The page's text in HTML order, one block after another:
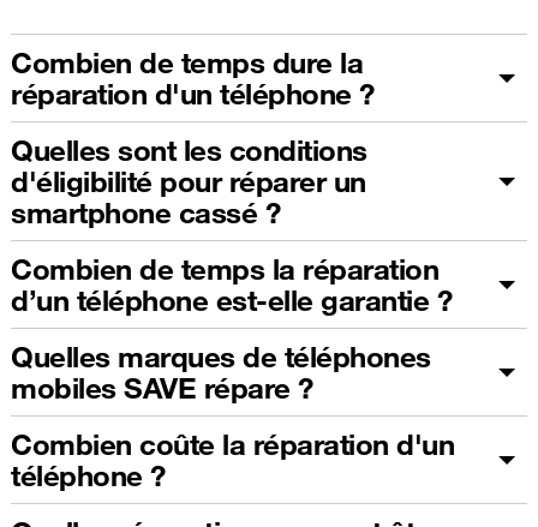
Combien de temps dure la
réparation d'un téléphone ?
Quelles sont les conditions
d'éligibilité pour réparer un
smartphone cassé ?
Combien de temps la réparation
d’un téléphone est-elle garantie ?
Quelles marques de téléphones
mobiles SAVE répare ?
Combien coûte la réparation d'un
téléphone ?